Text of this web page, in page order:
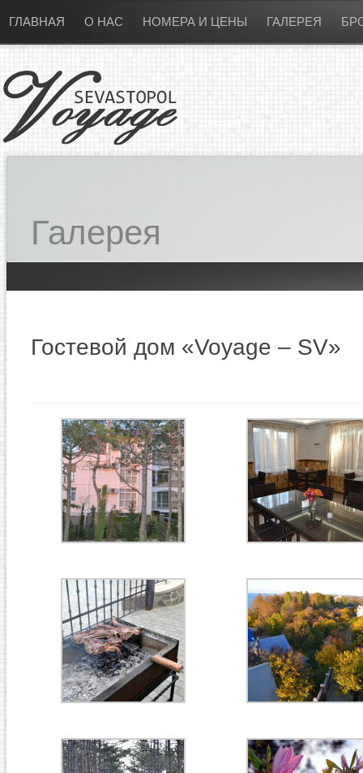
ГЛАВНАЯ О НАС НОМЕРА И ЦЕНЫ ГАЛЕРЕЯ
Галерея
Гостевой дом «Voyage – SV»